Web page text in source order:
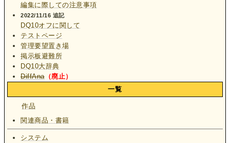
編集に際しての注意事項
2022/11/16 追記
DQ10オフに関して
テストページ
管理要望置き場
掲示板避難所
DQ10大辞典
DiffAna（廃止）
一覧
作品
関連商品・書籍
システム